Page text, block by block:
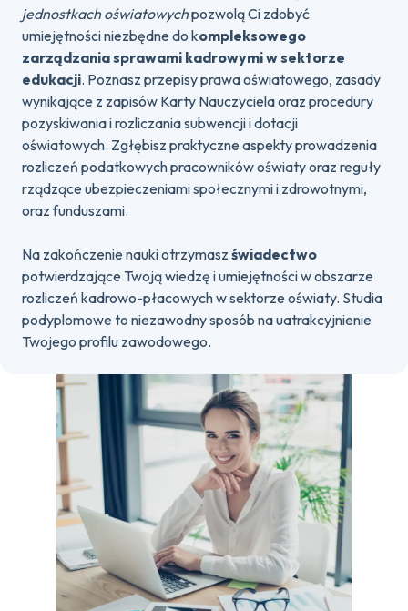
jednostkach oświatowychpozwolą Ci zdobyć
umiejętności niezbędne do kompleksowego
zarządzania sprawami kadrowymi w sektorze
edukacji. Poznasz przepisy prawa oświatowego, zasady
wynikające z zapisów Karty Nauczyciela oraz procedury
pozyskiwania i rozliczania subwencji i dotacji
oświatowych. Zgłębisz praktyczne aspekty prowadzenia
rozliczeń podatkowych pracowników oświaty oraz reguły
rządzące ubezpieczeniami społecznymi i zdrowotnymi,
oraz funduszami.
Na zakończenie nauki otrzymasz świadectwo
potwierdzające Twoją wiedzę i umiejętności w obszarze
rozliczeń kadrowo-płacowych w sektorze oświaty. Studia
podyplomowe to niezawodny sposób na uatrakcyjnienie
Twojego profilu zawodowego.